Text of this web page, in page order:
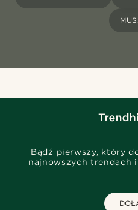
Bądź pierwszy, który
najnowszych trendach